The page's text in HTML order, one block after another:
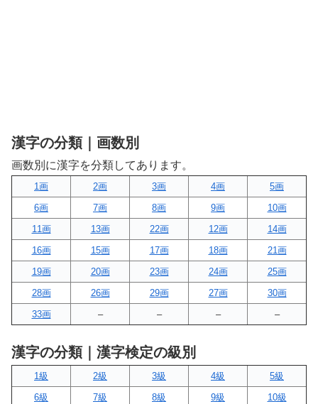
漢字の分類｜画数別
画数別に漢字を分類してあります。
1画 2画 3画 4画
5画
6画
7画 8画 9画
10画
11画
13画 22画 12画
14画
16画
15画 17画 18画
21画
19画
20画 23画 24画
25画
28画
26画 29画 27画
30画
33画
– – – –
漢字の分類｜漢字検定の級別
1級 2級 3級 4級
5級
6級
7級 8級 9級 10級